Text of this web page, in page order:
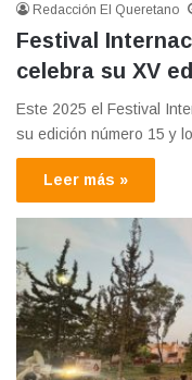
Redacción El Queretano
Festival
celebra su XV
Este 2025 el Festival
su edición número 15 y
Leer más »